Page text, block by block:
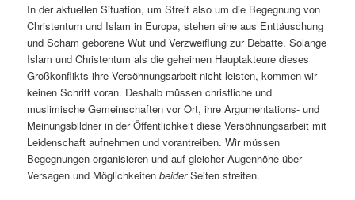
In der aktuellen Situation, um Streit also um die Begegnung von
Christentum und Islam in Europa, stehen eine aus Enttäuschung
und Scham geborene Wut und Verzweiflung zur Debatte. Solange
Islam und Christentum als die geheimen Hauptakteure dieses
Großkonflikts ihre Versöhnungsarbeit nicht leisten, kommen wir
keinen Schritt voran. Deshalb müssen christliche und
muslimische Gemeinschaften vor Ort, ihre Argumentations- und
Meinungsbildner in der Öffentlichkeit diese Versöhnungsarbeit mit
Leidenschaft aufnehmen und vorantreiben. Wir müssen
Begegnungen organisieren und auf gleicher Augenhöhe über
Versagen und MöglichkeitenbeiderSeiten streiten.